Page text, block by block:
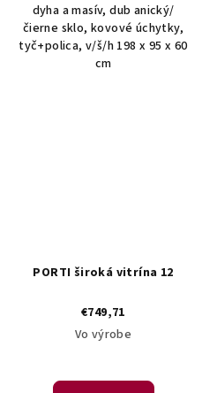
dyha a masív, dub anický/
čierne sklo, kovové úchytky,
tyč+polica, v/š/h 198 x 95 x 60
cm
PORTI široká vitrína 12
€749,71
Vo výrobe